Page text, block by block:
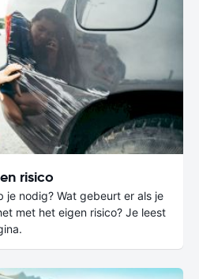
risico
je nodig? Wat gebeurt er als je
met het eigen risico? Je leest